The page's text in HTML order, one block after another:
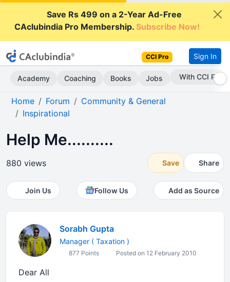
Save Rs 499 on a 2-Year Ad-Free
CAclubindia Pro Membership.Subscribe Now!
CCI Pro Sign In
Academy Coaching Books Jobs Subscribe Now
Home Forum
Community & General
Inspirational
Help Me..........
880 views Save Share
Join Us Follow Us Add as Source
Sorabh Gupta
Manager ( Taxation )
877 Points Posted on 12 February 2010
Dear All